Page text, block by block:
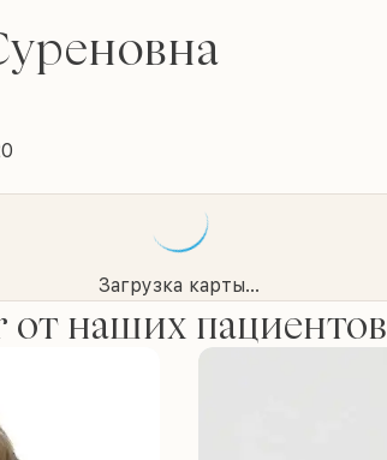
Загрузка карты...
наших пациентов